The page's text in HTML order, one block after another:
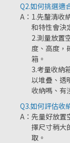
Q2.如何挑選適
A： 1.先釐清收
和特性會決
2.測量放置
度、高度，
箱。
3.考量收納
以堆疊、透
收納嗎、有
Q3.如何評估收
A：先量好放置
擇尺寸稍大
取。